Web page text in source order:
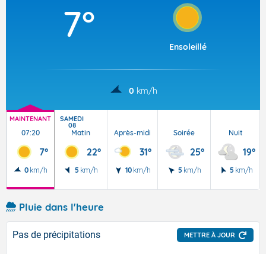
7°
Ensoleillé
0 km/h
MAINTENANT
07:20
7°
0 km/h
SAMEDI
08
Matin
22°
5 km/h
Après-midi
31°
10 km/h
Soirée
25°
5 km/h
Nuit
19°
5 km/h
Pluie dans l'heure
Pas de précipitations METTRE À JOUR